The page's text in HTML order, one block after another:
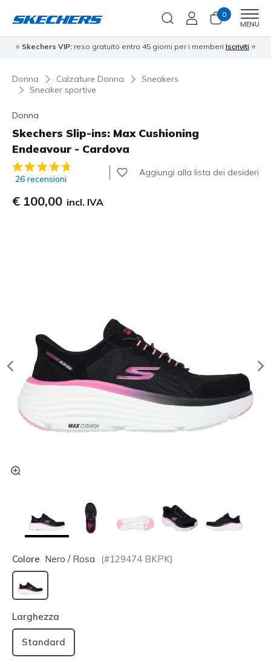
0
MENU
⭐ Skechers VIP: reso gratuito entro 45 giorni per i memberi Iscriviti ⭐
Donna Calzature Donna
Sneakers
Sneaker sportive
Donna
Skechers Slip-ins: Max Cushioning
Endeavour - Cardova
Valutazione cliente 4,7 su 5
26 recensioni
Aggiungi alla lista dei desideri
€ 100,00 incl. IVA
Colore Nero / Rosa (#129474 BKPK)
selezionato
Larghezza
Standard